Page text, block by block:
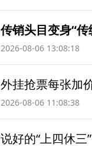
传销头目变身“
2026-08-06 13:08:18
外挂抢票每张加
2026-08-06 11:08:38
说好的“上四休三